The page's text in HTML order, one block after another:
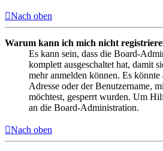
Nach oben
Warum kann ich mich nicht
Es kann sein, dass die Board-
komplett ausgeschaltet hat, damit
mehr anmelden können. Es könnte
Adresse oder der Benutzername,
möchtest, gesperrt wurden. Um
an die Board-Administration.
Nach oben